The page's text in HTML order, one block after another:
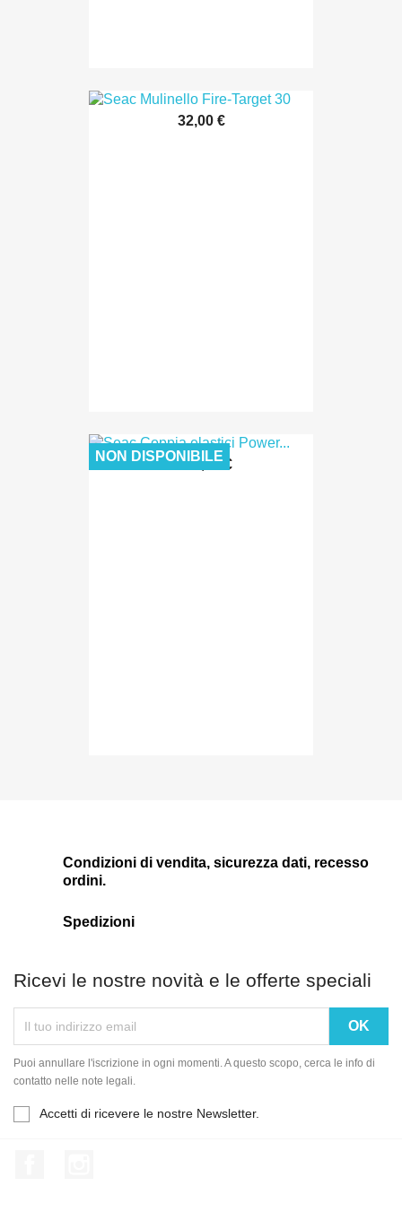
32,00 €
22,00 €
NON DISPONIBILE
Condizioni di vendita, sicurezza dati, recesso
ordini.
Spedizioni
Ricevi le nostre novità e le offerte speciali
Puoi annullare l'iscrizione in ogni momenti. A questo scopo, cerca le info di
contatto nelle note legali.
Accetti di ricevere le nostre Newsletter.